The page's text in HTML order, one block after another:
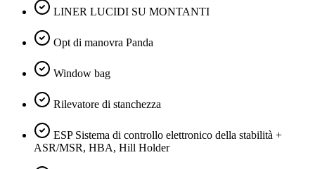
LINER LUCIDI SU MONTANTI
Opt di manovra Panda
Window bag
Rilevatore di stanchezza
ESP Sistema di controllo elettronico della stabilità +
ASR/MSR, HBA, Hill Holder